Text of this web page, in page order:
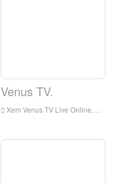
Venus TV.
Xem Venus TV Live Online, Venus TV HD Live Streaming, Venus TV Watch Truyền hình trực tiếp từ Anh